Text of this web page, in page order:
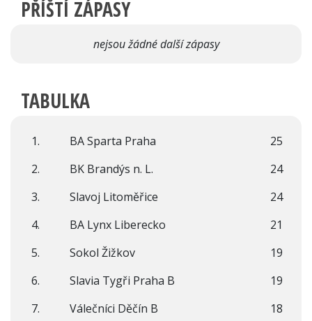
PŘÍŠTÍ ZÁPASY
nejsou žádné další zápasy
TABULKA
1. BA Sparta Praha
25
2.
BK Brandýs n. L.
24
3.
Slavoj Litoměřice
24
4.
BA Lynx Liberecko
21
5.
Sokol Žižkov
19
6.
Slavia Tygři Praha B
19
7.
Válečníci Děčín B 18